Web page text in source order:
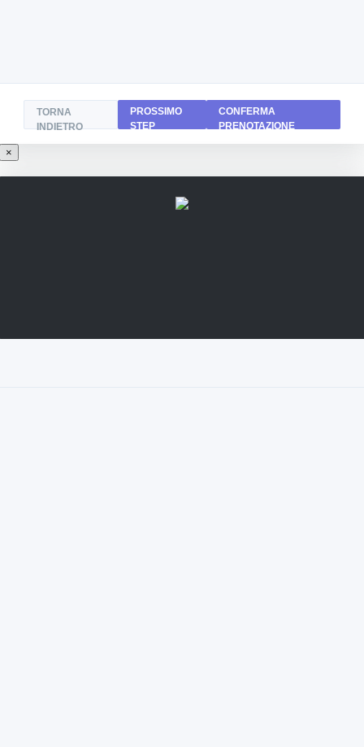
TORNA
INDIETRO
PROSSIMO
STEP
CONFERMA
PRENOTAZIONE
×